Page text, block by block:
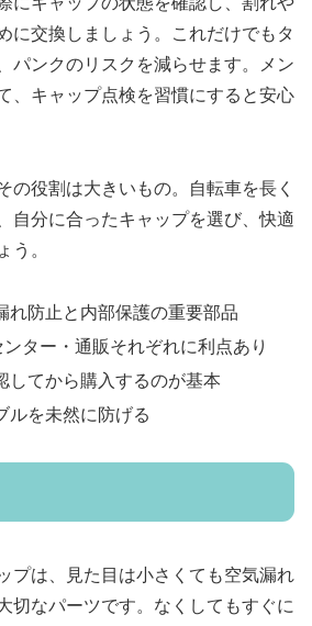
に交換しましょう。これだけでもタ
パンクのリスクを減らせます。メン
、キャップ点検を習慣にすると安心
の役割は大きいもの。自転車を長く
自分に合ったキャップを選び、快適
う。
れ防止と内部保護の重要部品
ター・通販それぞれに利点あり
してから購入するのが基本
ルを未然に防げる
プは、見た目は小さくても空気漏れ
切なパーツです。なくしてもすぐに